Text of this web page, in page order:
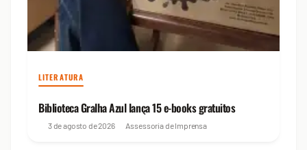
LITERATURA
Biblioteca Gralha Azul lança 15 e-books gratuitos
3 de agosto de 2026 Assessoria de Imprensa